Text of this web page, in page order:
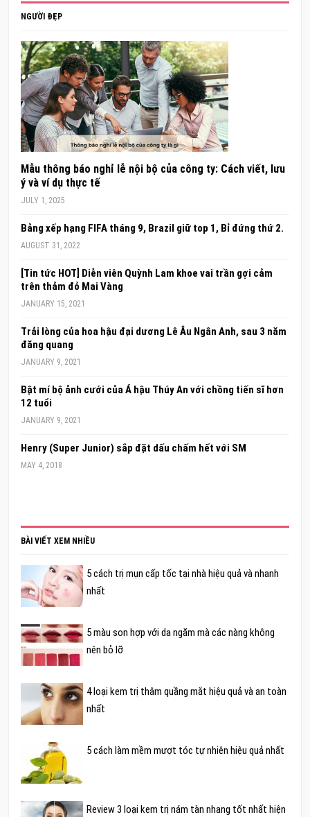
NGƯỜI ĐẸP
Mẫu thông báo nghỉ lễ nội bộ của công ty: Cách viết, lưu
ý và ví dụ thực tế
JULY 1, 2025
Bảng xếp hạng FIFA tháng 9, Brazil giữ top 1, Bỉ đứng thứ 2.
AUGUST 31, 2022
[Tin tức HOT] Diễn viên Quỳnh Lam khoe vai trần gợi cảm
trên thảm đỏ Mai Vàng
JANUARY 15, 2021
Trải lòng của hoa hậu đại dương Lê Âu Ngân Anh, sau 3 năm
đăng quang
JANUARY 9, 2021
Bật mí bộ ảnh cưới của Á hậu Thúy An với chồng tiến sĩ hơn
12 tuổi
JANUARY 9, 2021
Henry (Super Junior) sắp đặt dấu chấm hết với SM
MAY 4, 2018
BÀI VIẾT XEM NHIỀU
5 cách trị mụn cấp tốc tại nhà hiệu quả và nhanh
nhất
5 màu son hợp với da ngăm mà các nàng không
nên bỏ lỡ
4 loại kem trị thâm quầng mắt hiệu quả và an toàn
nhất
5 cách làm mềm mượt tóc tự nhiên hiệu quả nhất
Review 3 loại kem trị nám tàn nhang tốt nhất hiện